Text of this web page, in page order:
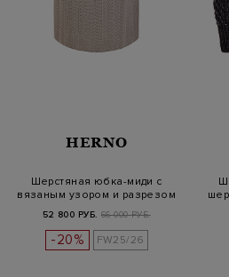
HERNO
Шерстяная юбка-миди с
вязаным узором и разрезом
52 800 РУБ. 66 000 РУБ.
-20% FW25/26